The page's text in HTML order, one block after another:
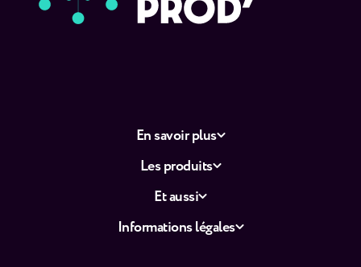
En savoir plus
Les produits
Et aussi
Informations légales